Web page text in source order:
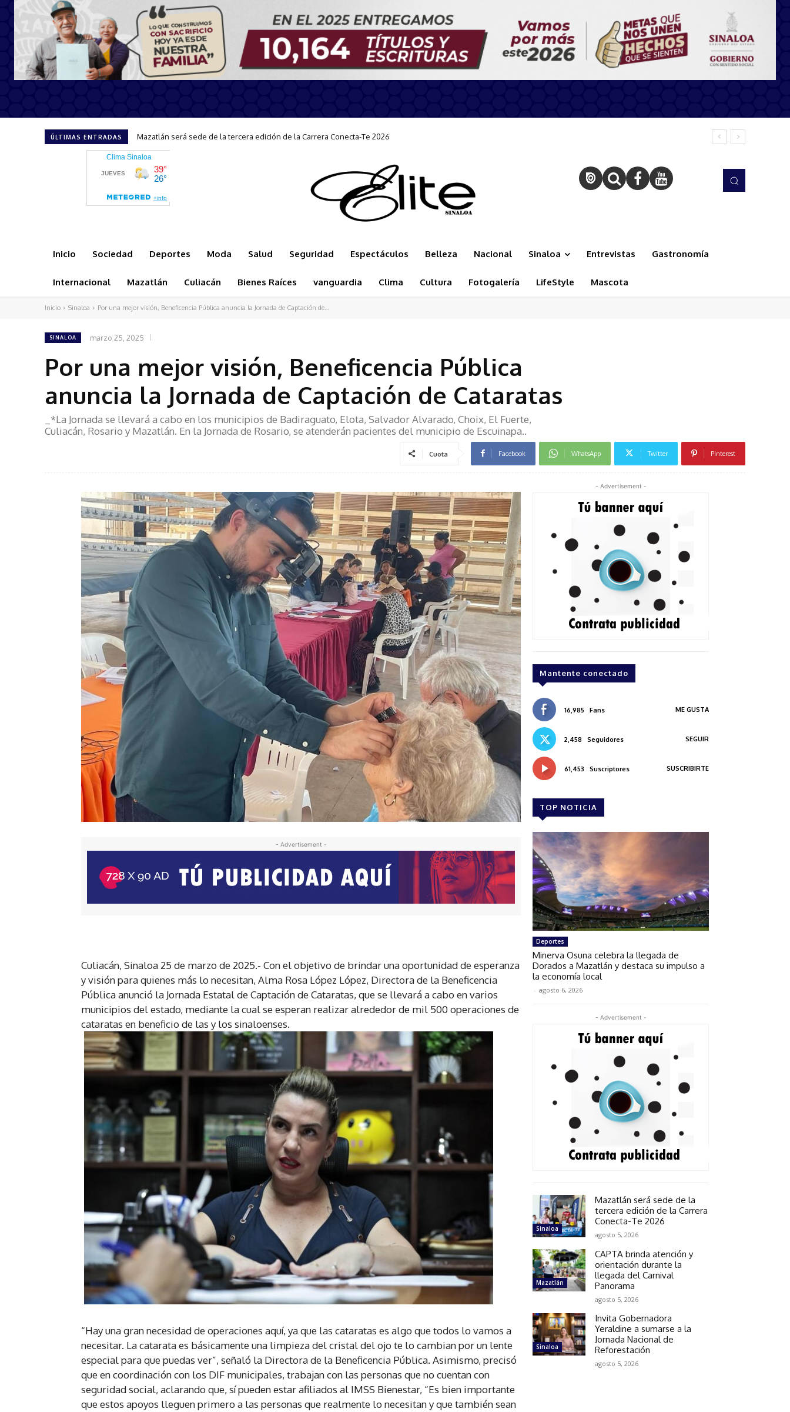
ÚLTIMAS ENTRADAS CAPTA brinda atención y orientación durante la llegada del Carnival Panorama
Inicio Sociedad Deportes Moda Salud Seguridad Espectáculos Belleza Nacional Sinaloa Entrevistas Gastronomía
Internacional Mazatlán Culiacán Bienes Raíces vanguardia Clima Cultura Fotogalería LifeStyle Mascota
Inicio Sinaloa Por una mejor visión, Beneficencia Pública anuncia la Jornada de Captación de...
SINALOA marzo 25, 2025
Por una mejor visión, Beneficencia Pública
anuncia la Jornada de Captación de Cataratas
_*La Jornada se llevará a cabo en los municipios de Badiraguato, Elota, Salvador Alvarado, Choix, El Fuerte,
Culiacán, Rosario y Mazatlán. En la Jornada de Rosario, se atenderán pacientes del municipio de Escuinapa..
Cuota Facebook WhatsApp Twitter Pinterest
- Advertisement -
Culiacán, Sinaloa 25 de marzo de 2025.- Con el objetivo de brindar una oportunidad de esperanza
y visión para quienes más lo necesitan, Alma Rosa López López, Directora de la Beneficencia
Pública anunció la Jornada Estatal de Captación de Cataratas, que se llevará a cabo en varios
municipios del estado, mediante la cual se esperan realizar alrededor de mil 500 operaciones de
cataratas en beneficio de las y los sinaloenses.
“Hay una gran necesidad de operaciones aquí, ya que las cataratas es algo que todos lo vamos a
necesitar. La catarata es básicamente una limpieza del cristal del ojo te lo cambian por un lente
especial para que puedas ver”, señaló la Directora de la Beneficencia Pública. Asimismo, precisó
que en coordinación con los DIF municipales, trabajan con las personas que no cuentan con
seguridad social, aclarando que, sí pueden estar afiliados al IMSS Bienestar, “Es bien importante
que estos apoyos lleguen primero a las personas que realmente lo necesitan y que también sean
- Advertisement -
Mantente conectado
16,985 Fans ME GUSTA
2,458 Seguidores SEGUIR
61,453 Suscriptores SUSCRIBIRTE
TOP NOTICIA
Deportes
Minerva Osuna celebra la llegada de
Dorados a Mazatlán y destaca su impulso a
la economía local
- agosto 6, 2026
- Advertisement -
Sinaloa
Mazatlán será sede de la
tercera edición de la Carrera
Conecta-Te 2026
agosto 5, 2026
Mazatlán
CAPTA brinda atención y
orientación durante la
llegada del Carnival
Panorama
agosto 5, 2026
Sinaloa
Invita Gobernadora
Yeraldine a sumarse a la
Jornada Nacional de
Reforestación
agosto 5, 2026